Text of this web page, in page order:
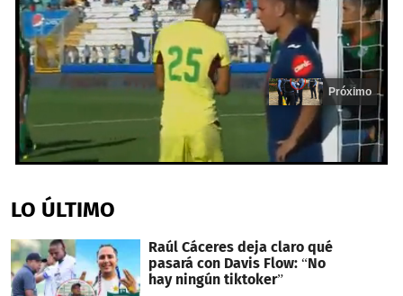
of
18
Próximo
LO ÚLTIMO
Raúl Cáceres deja claro qué
pasará con Davis Flow: “No
hay ningún tiktoker”